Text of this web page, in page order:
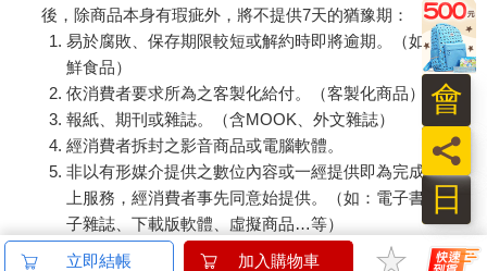
後，除商品本身有瑕疵外，將不提供7天的猶豫期：
易於腐敗、保存期限較短或解約時即將逾期。（如：生
鮮食品）
依消費者要求所為之客製化給付。（客製化商品）
報紙、期刊或雜誌。（含MOOK、外文雜誌）
經消費者拆封之影音商品或電腦軟體。
非以有形媒介提供之數位內容或一經提供即為完成之線
上服務，經消費者事先同意始提供。（如：電子書、電
子雜誌、下載版軟體、虛擬商品…等）
已拆封之個人衛生用品。（如：內衣褲、刮鬍刀、除毛
立即結帳 加入購物車
日
員
會